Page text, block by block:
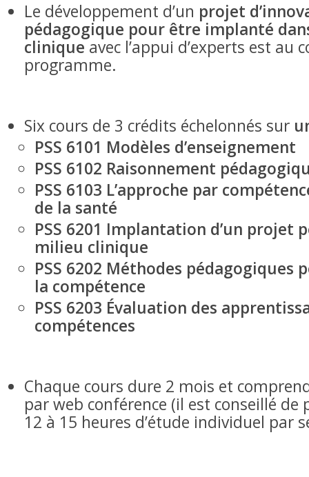
Le développement d’un projet
pédagogique pour être implanté
clinique avec l’appui d’experts est au
programme.
Six cours de 3 crédits échelonnés sur
PSS 6101 Modèles d’enseignement
PSS 6102 Raisonnement
PSS 6103 L’approche par
de la santé
PSS 6201 Implantation d’un projet
milieu clinique
PSS 6202 Méthodes pédagogiques
la compétence
PSS 6203 Évaluation des
compétences
Chaque cours dure 2 mois et
par web conférence (il est conseillé de
12 à 15 heures d’étude individuel par